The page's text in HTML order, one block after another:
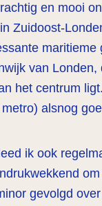
en mooi
Zuidoost-
maritieme
van
het centrum
alsnog
ik ook
gevolgd